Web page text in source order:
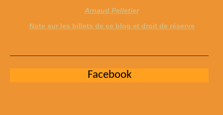
Arnaud Pelletier
Note sur les billets de ce blog et droit de réserve
Facebook